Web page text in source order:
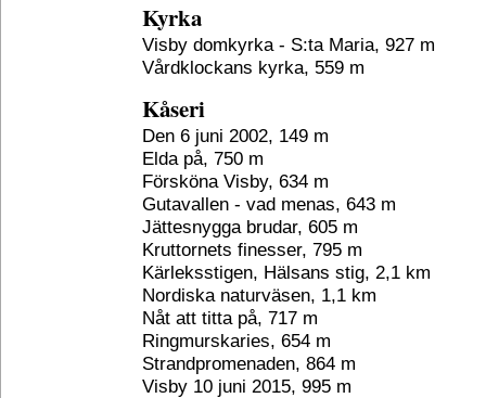
Kyrka
Visby domkyrka - S:ta Maria, 927 m
Vårdklockans kyrka, 559 m
Kåseri
Den 6 juni 2002, 149 m
Elda på, 750 m
Försköna Visby, 634 m
Gutavallen - vad menas, 643 m
Jättesnygga brudar, 605 m
Kruttornets finesser, 795 m
Kärleksstigen, Hälsans stig, 2,1 km
Nordiska naturväsen, 1,1 km
Nåt att titta på, 717 m
Ringmurskaries, 654 m
Strandpromenaden, 864 m
Visby 10 juni 2015, 995 m